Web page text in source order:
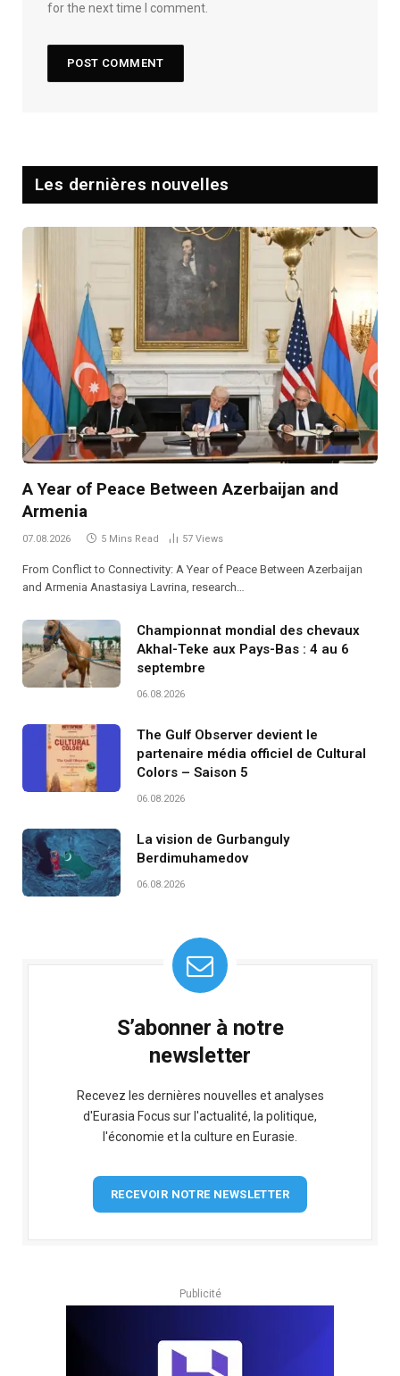
for the next time I comment.
Les dernières nouvelles
A Year of Peace Between Azerbaijan and
Armenia
07.08.2026 5 Mins Read 57 Views
From Conflict to Connectivity: A Year of Peace Between Azerbaijan
and Armenia Anastasiya Lavrina, research…
Championnat mondial des chevaux
Akhal-Teke aux Pays-Bas : 4 au 6
septembre
06.08.2026
The Gulf Observer devient le
partenaire média officiel de Cultural
Colors – Saison 5
06.08.2026
La vision de Gurbanguly
Berdimuhamedov
06.08.2026
S’abonner à notre
newsletter
Recevez les dernières nouvelles et analyses
d'Eurasia Focus sur l'actualité, la politique,
l'économie et la culture en Eurasie.
RECEVOIR NOTRE NEWSLETTER
Publicité